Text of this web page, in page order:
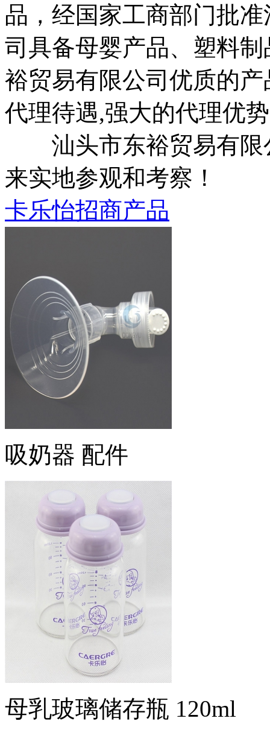
品，经国家工商部门批
司具备母婴产品、塑料
裕贸易有限公司优质的
代理待遇,强大的代理优
汕头市东裕贸易有限
来实地参观和考察！
卡乐怡招商产品
吸奶器 配件
母乳玻璃储存瓶 120ml